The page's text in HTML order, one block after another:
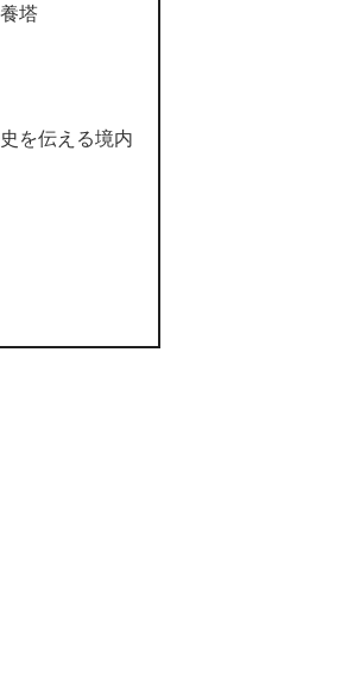
塔
を伝える境内